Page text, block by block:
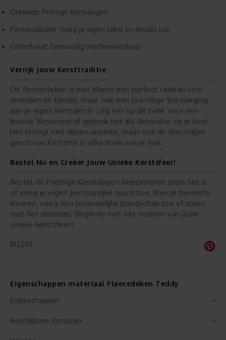
Ontwerp: Prettige Kerstdagen
Personalisatie: Voeg je eigen tekst en details toe
Onderhoud: Eenvoudig machinewasbaar
Verrijk Jouw Kersttraditie
Dit fleecedeken is niet alleen een perfect cadeau voor
vrienden en familie, maar ook een prachtige toevoeging
aan je eigen kerstdecor. Leg het op de bank voor een
knusse filmavond of gebruik het als decoratie op je bed.
Het brengt niet alleen warmte, maar ook de feestelijke
geest van Kerstmis in elke hoek van je huis.
Bestel Nu en Creëer Jouw Unieke Kerstsfeer!
Bestel dit Prettige Kerstdagen fleecedeken zoals het is
of voeg je eigen persoonlijke touch toe. Kies je favoriete
kleuren, voeg een persoonlijke boodschap toe of speel
met het ontwerp. Begin nu met het creëren van jouw
unieke kerstsfeer!
812263
Eigenschappen materiaal Fleecedeken Teddy
Eigenschappen
Beschikbare formaten